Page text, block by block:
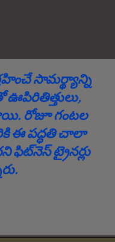
సామర్థ్యాన్ని
ఊపిరితిత్తులు,
రోజూ గంటల
ఈ పద్ధతి చాలా
ట్రైనర్లు